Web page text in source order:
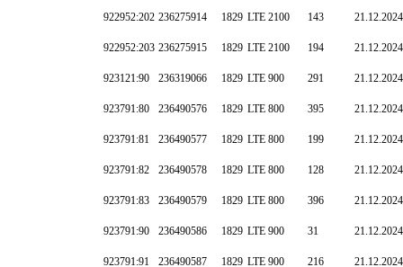
922952:202 236275914 1829 LTE 2100 143 21.12.2024
922952:203 236275915 1829 LTE 2100 194 21.12.2024
923121:90 236319066 1829 LTE 900 291 21.12.2024
923791:80 236490576 1829 LTE 800 395 21.12.2024
923791:81 236490577 1829 LTE 800 199 21.12.2024
923791:82 236490578 1829 LTE 800 128 21.12.2024
923791:83 236490579 1829 LTE 800 396 21.12.2024
923791:90 236490586 1829 LTE 900 31 21.12.2024
923791:91 236490587 1829 LTE 900 216 21.12.2024